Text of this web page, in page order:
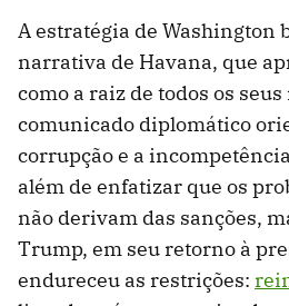
A estratégia de Washington
narrativa de Havana, que
como a raiz de todos os seus
comunicado diplomático
corrupção e a
além de enfatizar que os
não derivam das sanções,
Trump, em seu retorno à
endureceu as restrições: